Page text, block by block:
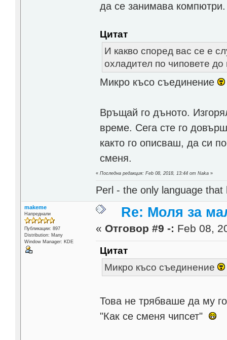
да се занимава компютри.
Цитат
И какво според вас се е
охладител по чиповете
Микро късо съединение
Връщай го дъното.
време. Сега сте го
както го описваш, да си
сменя.
«Последна редакция: Feb 08, 2018, 13:44 от Naka »
Perl - the only language
makeme
Напреднали
Публикации: 897
Distribution: Many
Window Manager: KDE
Re: Моля за
« Отговор #9 -: Feb 08,
Цитат
Микро късо съединение
Това не трябваше да му
"Как се сменя чипсет"